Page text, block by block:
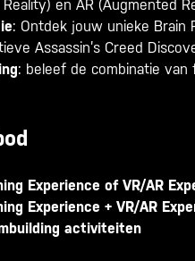
Reality) en AR (Augmented
: Ontdek jouw unieke Brain
Assassin’s Creed
: beleef de combinatie
Experience of VR/AR
Experience + VR/AR
activiteiten